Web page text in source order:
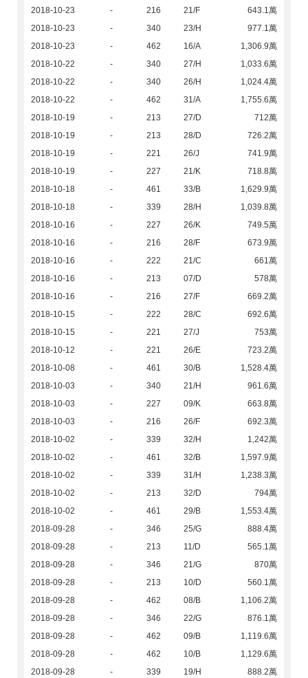
2018-10-23
- 216 21/F
643.1萬
2018-10-23
- 340 23/H
977.1萬
2018-10-23
- 462 16/A
1,306.9萬
2018-10-22
- 340 27/H
1,033.6萬
2018-10-22
- 340 26/H
1,024.4萬
2018-10-22
- 462 31/A
1,755.6萬
2018-10-19
- 213 27/D
712萬
2018-10-19
- 213 28/D
726.2萬
2018-10-19
- 221 26/J
741.9萬
2018-10-19
- 227 21/K
718.8萬
2018-10-18
- 461 33/B
1,629.9萬
2018-10-18
- 339 28/H
1,039.8萬
2018-10-16
- 227 26/K
749.5萬
2018-10-16
- 216 28/F
673.9萬
2018-10-16
- 222 21/C
661萬
2018-10-16
- 213 07/D
578萬
2018-10-16
- 216 27/F
669.2萬
2018-10-15
- 222 28/C
692.6萬
2018-10-15
- 221 27/J
753萬
2018-10-12
- 221 26/E
723.2萬
2018-10-08
- 461 30/B
1,528.4萬
2018-10-03
- 340 21/H
961.6萬
2018-10-03
- 227 09/K
663.8萬
2018-10-03
- 216 26/F
692.3萬
2018-10-02
- 339 32/H
1,242萬
2018-10-02
- 461 32/B
1,597.9萬
2018-10-02
- 339 31/H
1,238.3萬
2018-10-02
- 213 32/D
794萬
2018-10-02
- 461 29/B
1,553.4萬
2018-09-28
- 346 25/G
888.4萬
2018-09-28
- 213 11/D
565.1萬
2018-09-28
- 346 21/G
870萬
2018-09-28
- 213 10/D
560.1萬
2018-09-28
- 462 08/B
1,106.2萬
2018-09-28
- 346 22/G
876.1萬
2018-09-28
- 462 09/B
1,119.6萬
2018-09-28
- 462 10/B
1,129.6萬
2018-09-28
- 339 19/H
888.2萬